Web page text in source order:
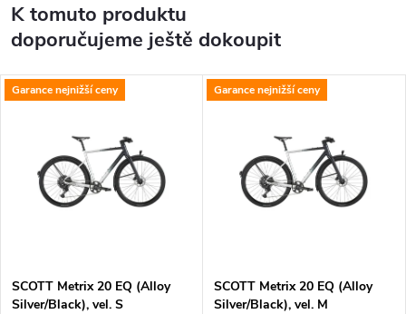
K tomuto produktu
doporučujeme ještě dokoupit
Garance nejnižší ceny
SCOTT Metrix 20 EQ (Alloy
Silver/Black), vel. S
Garance nejnižší ceny
SCOTT Metrix 20 EQ (Alloy
Silver/Black), vel. M